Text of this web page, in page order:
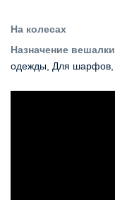
На колесах
Назначение вешалки
одежды Для шарфов